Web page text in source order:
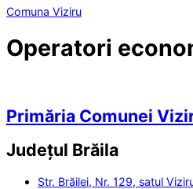
Comuna Viziru
Operatori
Primăria Comunei
Județul Brăila
Str. Brăilei, Nr. 129, satul